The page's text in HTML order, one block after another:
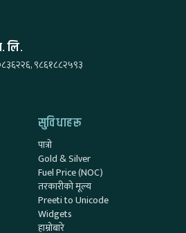
लि.
९८६१८८२५९३
सुविधाहरू
पात्रो
Gold & Silver
Fuel Price (NOC)
तरकारीको मूल्य
Preeti to Unicode
Widgets
हाम्रोबारे